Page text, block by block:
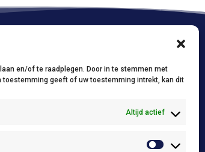
en/of te raadplegen. Door in te stemmen met
geeft of uw toestemming intrekt, kan dit
Altijd actief
d’utilisations (FR)/ Privacy Policy
Algemene